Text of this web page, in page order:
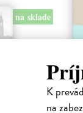
K
na
na sklade